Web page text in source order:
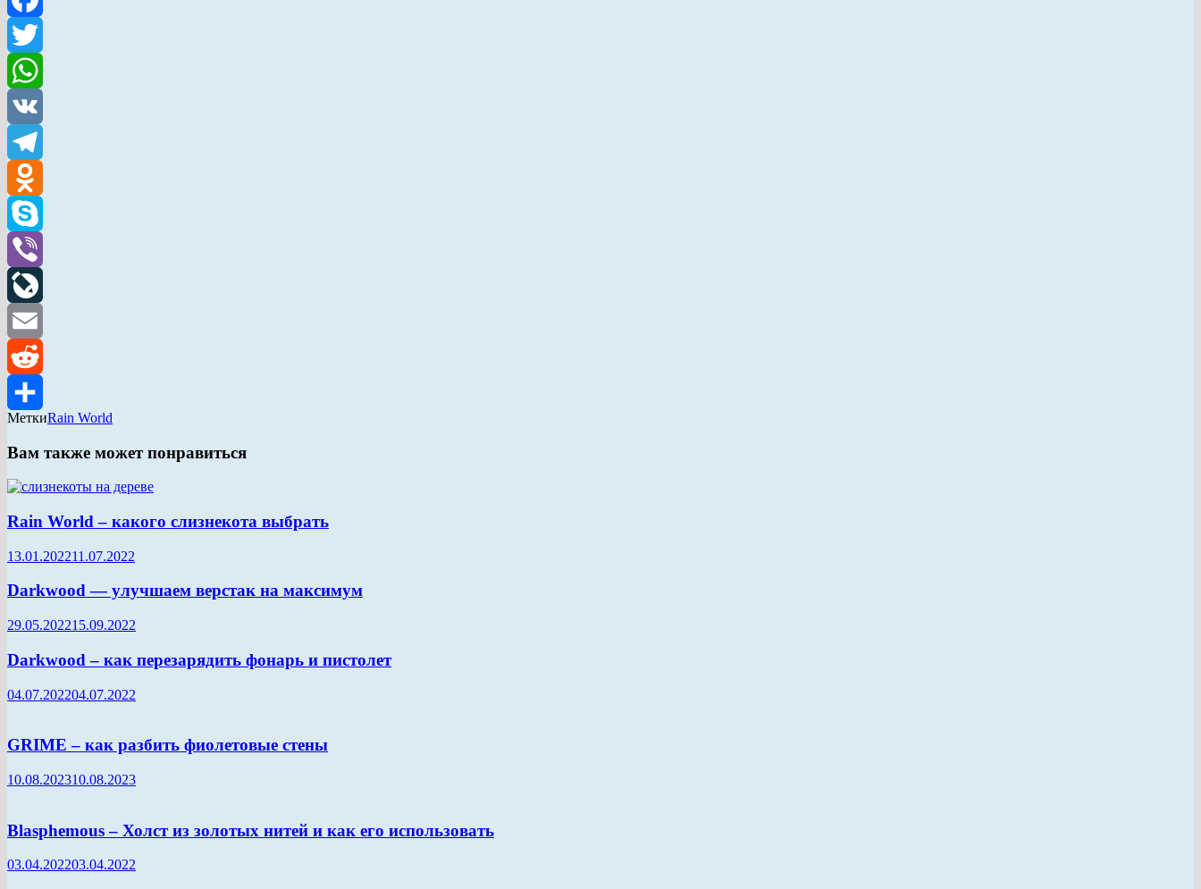
Facebook
Twitter
WhatsApp
VK
Telegram
Odnoklassniki
Skype
Viber
LiveJournal
Email
Reddit
Отправить
МеткиRain World
Вам также может понравиться
Rain World – какого слизнекота выбрать
13.01.202211.07.2022
Darkwood — улучшаем верстак на максимум
29.05.202215.09.2022
Darkwood – как перезарядить фонарь и пистолет
04.07.202204.07.2022
GRIME – как разбить фиолетовые стены
10.08.202310.08.2023
Blasphemous – Холст из золотых нитей и как его использовать
03.04.202203.04.2022